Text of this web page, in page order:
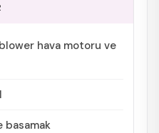
hava motoru ve
basamak